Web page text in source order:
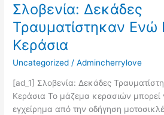
Σλοβενία: Δεκάδες
Τραυματίστηκαν
Κεράσια
Uncategorized /Admincherrylove
[ad_1] Σλοβενία: Δεκάδες
Κεράσια Το μάζεμα κερασιών μπορεί
εγχείρημα από την οδήγηση
Τραυματίστηκαν
Ενώ
Μάζευαν
Κεράσια